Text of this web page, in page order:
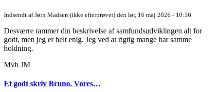
Indsendt afJørn Madsen (ikke efterprøvet) den lør, 16 maj 2026 - 10:56
Desværre rammer din beskrivelse af samfundsudviklingen alt for
godt, men jeg er helt enig. Jeg ved at rigtig mange har samme
holdning.
Mvh JM
Et godt skriv Bruno. Vores…